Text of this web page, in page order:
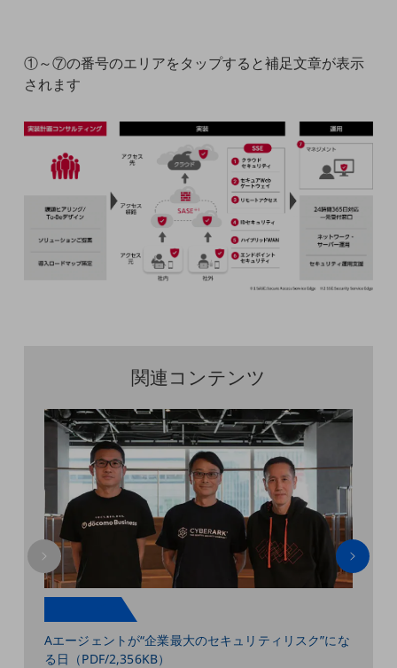
遠隔監視
顧客体験（CX）改善
自動化・省電化
人材不足解消
業種・業態で探す
業種・業態で探すTOP
医療・介護
観光
教育
モビリティ
製造・建設業
キーワードで探す
モバイルTOP
法人向けスマホ・携帯に関する、
①～⑦の番号のエリアをタップすると補足文章が表示
されます
関連コンテンツ
Aエージェントが“企業最大のセキュリティリスク”にな
る日（PDF/2,356KB）